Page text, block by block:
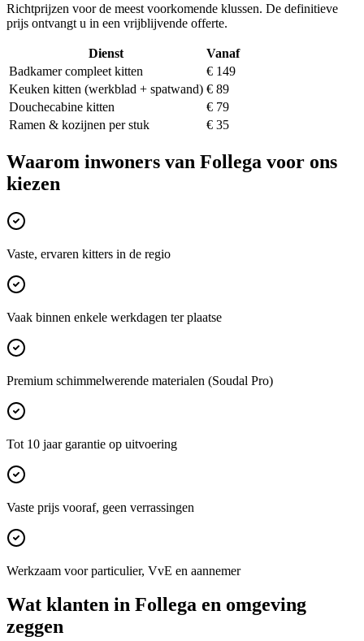
Richtprijzen voor de meest voorkomende klussen. De definitieve
prijs ontvangt u in een vrijblijvende offerte.
Dienst
Vanaf
Badkamer compleet kitten
€ 149
Keuken kitten (werkblad + spatwand) € 89
Douchecabine kitten
€ 79
Ramen & kozijnen per stuk
€ 35
Waarom inwoners van Follega voor ons
kiezen
Vaste, ervaren kitters in de regio
Vaak binnen enkele werkdagen ter plaatse
Premium schimmelwerende materialen (Soudal Pro)
Tot 10 jaar garantie op uitvoering
Vaste prijs vooraf, geen verrassingen
Werkzaam voor particulier, VvE en aannemer
Wat klanten in Follega en omgeving
zeggen